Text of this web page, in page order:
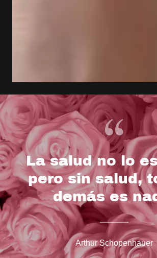
La salud no lo
pero sin salud,
demás es
Arthur Schopenhauer